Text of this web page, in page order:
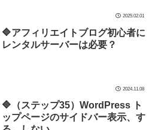
2025.02.01
🔷アフィリエイトブログ初心者に
レンタルサーバーは必要？
2024.11.08
🔷（ステップ35）WordPress ト
ップページのサイドバー表示、す